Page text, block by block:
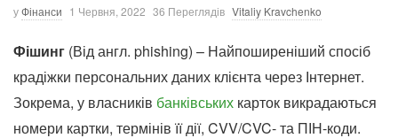
уФінанси 1 Червня, 2022 36 Переглядів Vitaliy Kravchenko
Фішинг (Від англ. phishing) – Найпоширеніший спосіб
крадіжки персональних даних клієнта через Інтернет.
Зокрема, у власників банківських карток викрадаються
номери картки, термінів її дії, CVV/CVC- та ПІН-коди.